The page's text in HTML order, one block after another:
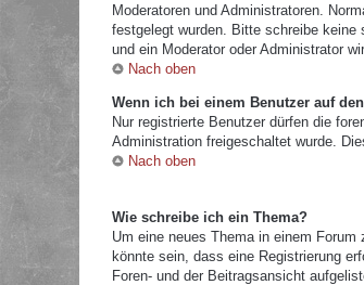
Moderatoren und Administratoren.
festgelegt wurden. Bitte schreibe
und ein Moderator oder Administrator
Nach oben
Wenn ich bei einem Benutzer auf
Nur registrierte Benutzer dürfen die
Administration freigeschaltet wurde.
Nach oben
Wie schreibe ich ein Thema?
Um eine neues Thema in einem
könnte sein, dass eine Registrierung
Foren- und der Beitragsansicht